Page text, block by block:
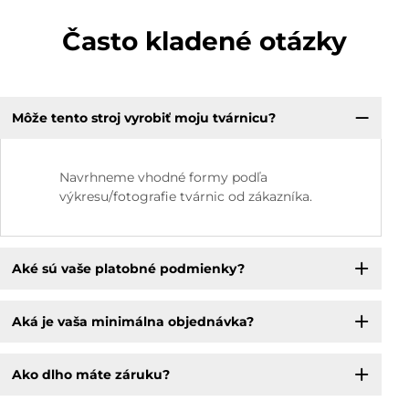
Často kladené otázky
Môže tento stroj vyrobiť moju tvárnicu?
Navrhneme vhodné formy podľa
výkresu/fotografie tvárnic od zákazníka.
Aké sú vaše platobné podmienky?
Aká je vaša minimálna objednávka?
Ako dlho máte záruku?